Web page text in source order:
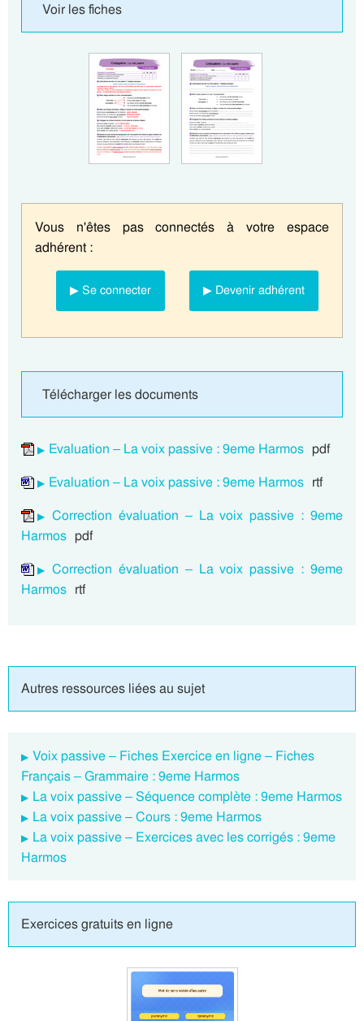
Voir les fiches
Vous n'êtes pas connectés à votre espace
adhérent :
▶ Se connecter ▶ Devenir adhérent
Télécharger les documents
Evaluation – La voix passive : 9eme Harmos pdf
Evaluation – La voix passive : 9eme Harmos rtf
Correction évaluation – La voix passive : 9eme
Harmos pdf
Correction évaluation – La voix passive : 9eme
Harmos rtf
Autres ressources liées au sujet
Voix passive – Fiches Exercice en ligne – Fiches
Français – Grammaire : 9eme Harmos
La voix passive – Séquence complète : 9eme Harmos
La voix passive – Cours : 9eme Harmos
La voix passive – Exercices avec les corrigés : 9eme
Harmos
Exercices gratuits en ligne